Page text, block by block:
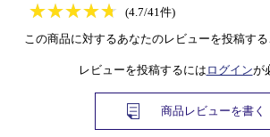
★★★★★
★★★★★
(4.7/41件)
この商品に対するあなたのレビューを投稿する
レビューを投稿するには ログインが
商品レビューを書く